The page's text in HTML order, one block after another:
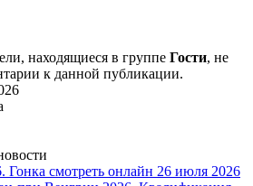
находящиеся в группе Гости, не
к данной публикации.
Гонка смотреть онлайн 26 июля 2026